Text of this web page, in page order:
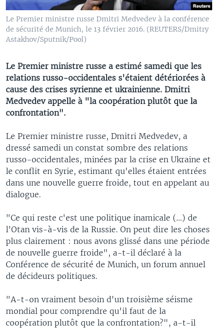
Le Premier ministre russe Dmitri Medvedev à la conférence
de sécurité de Munich, le 13 février 2016. (REUTERS/Dmitry
Astakhov/Sputnik/Pool)
Le Premier ministre russe a estimé samedi que les
relations russo-occidentales s'étaient détériorées à
cause des crises syrienne et ukrainienne. Dmitri
Medvedev appelle à "la coopération plutôt que la
confrontation".
Le Premier ministre russe, Dmitri Medvedev, a
dressé samedi un constat sombre des relations
russo-occidentales, minées par la crise en Ukraine et
le conflit en Syrie, estimant qu'elles étaient entrées
dans une nouvelle guerre froide, tout en appelant au
dialogue.
"Ce qui reste c'est une politique inamicale (...) de
l'Otan vis-à-vis de la Russie. On peut dire les choses
plus clairement : nous avons glissé dans une période
de nouvelle guerre froide", a-t-il déclaré à la
Conférence de sécurité de Munich, un forum annuel
de décideurs politiques.
"A-t-on vraiment besoin d'un troisième séisme
mondial pour comprendre qu'il faut de la
coopération plutôt que la confrontation?", a-t-il